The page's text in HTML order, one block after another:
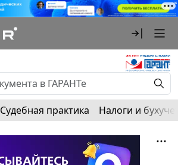
Судебная практика Налоги и